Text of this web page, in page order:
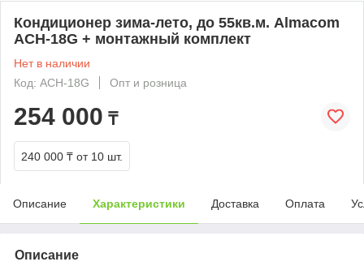
Кондиционер зима-лето, до 55кв.м. Almacom
ACH-18G + монтажный комплект
Нет в наличии
Код: ACH-18G
Опт и розница
254 000 ₸
240 000 ₸ от 10 шт.
Описание Характеристики Доставка Оплата
Описание